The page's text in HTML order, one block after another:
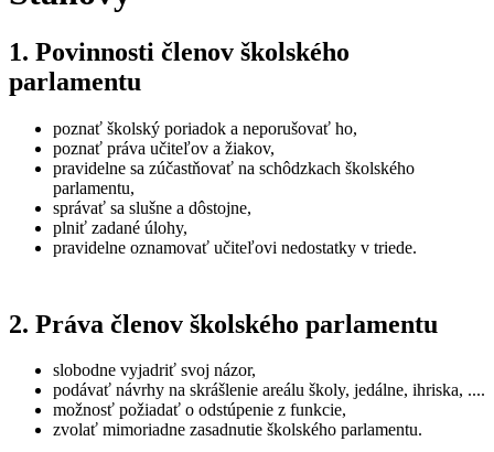
1. Povinnosti členov školského
parlamentu
poznať školský poriadok a neporušovať ho,
poznať práva učiteľov a žiakov,
pravidelne sa zúčastňovať na schôdzkach školského
parlamentu,
správať sa slušne a dôstojne,
plniť zadané úlohy,
pravidelne oznamovať učiteľovi nedostatky v triede.
2. Práva členov školského parlamentu
slobodne vyjadriť svoj názor,
podávať návrhy na skrášlenie areálu školy, jedálne, ihriska, ....
možnosť požiadať o odstúpenie z funkcie,
zvolať mimoriadne zasadnutie školského parlamentu.